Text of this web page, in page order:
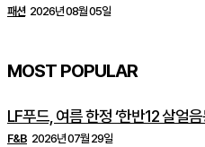
패션 2026년 08월 05일
MOST POPULAR
LF푸드, 여름 한정 ‘한반12 살얼
F&B 2026년 07월 29일